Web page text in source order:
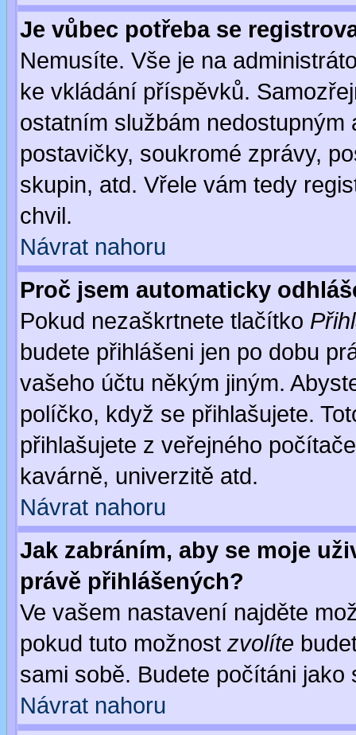
Je vůbec potřeba se
Nemusíte. Vše je na
ke vkládání příspěvků.
ostatním službám
postavičky, soukromé zprávy,
skupin, atd. Vřele vám tedy
chvil.
Návrat nahoru
Proč jsem automaticky
Pokud nezaškrtnete tlačítko
budete přihlášeni jen po dobu
vašeho účtu někým jiným.
políčko, když se přihlašujete.
přihlašujete z veřejného
kavárně, univerzitě atd.
Návrat nahoru
Jak zabráním, aby se moje
právě přihlášených?
Ve vašem nastavení najděte
pokud tuto možnost zvolíte
sami sobě. Budete počítáni jako
Návrat nahoru